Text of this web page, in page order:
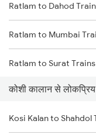
Kosi Kalan to Bayana
Ratlam to Dahod
Ratlam to Mumbai
Ratlam to Surat Trains
कोशी कालान से लोकप्रिय
Kosi Kalan to Shahdol